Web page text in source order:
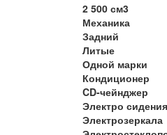
2 500 см3
Механика
Задний
Литые
Одной марки
Кондиционер
CD-чейнджер
Электро сидения
Электрозеркала